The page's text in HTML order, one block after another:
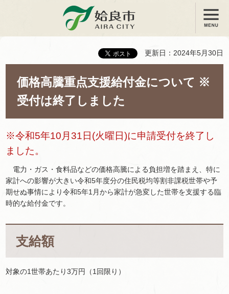
姶良市 メニュー
更新日：2024年5月30日
価格高騰重点支援給付金について ※
受付は終了しました
※令和5年10月31日(火曜日)に申請受付を終了し
ました。
電力・ガス・食料品などの価格高騰による負担増を踏まえ、特に
家計への影響が大きい令和5年度分の住民税均等割非課税世帯や予
期せぬ事情により令和5年1月から家計が急変した世帯を支援する臨
時的な給付金です。
支給額
対象の1世帯あたり3万円（1回限り）